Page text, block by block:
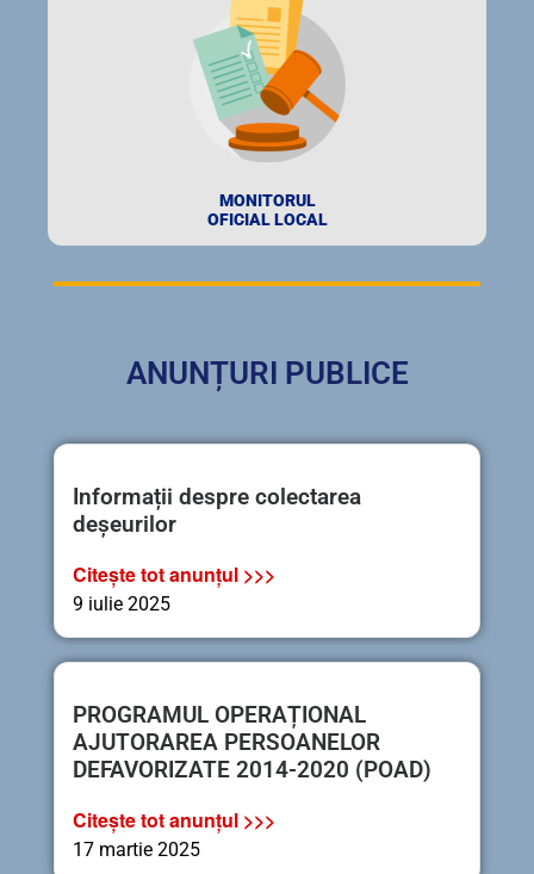
MONITORUL
OFICIAL LOCAL
ANUNȚURI PUBLICE
Informații despre colectarea
deșeurilor
Citește tot anunțul >>>
9 iulie 2025
PROGRAMUL OPERAȚIONAL
AJUTORAREA PERSOANELOR
DEFAVORIZATE 2014-2020 (POAD)
Citește tot anunțul >>>
17 martie 2025